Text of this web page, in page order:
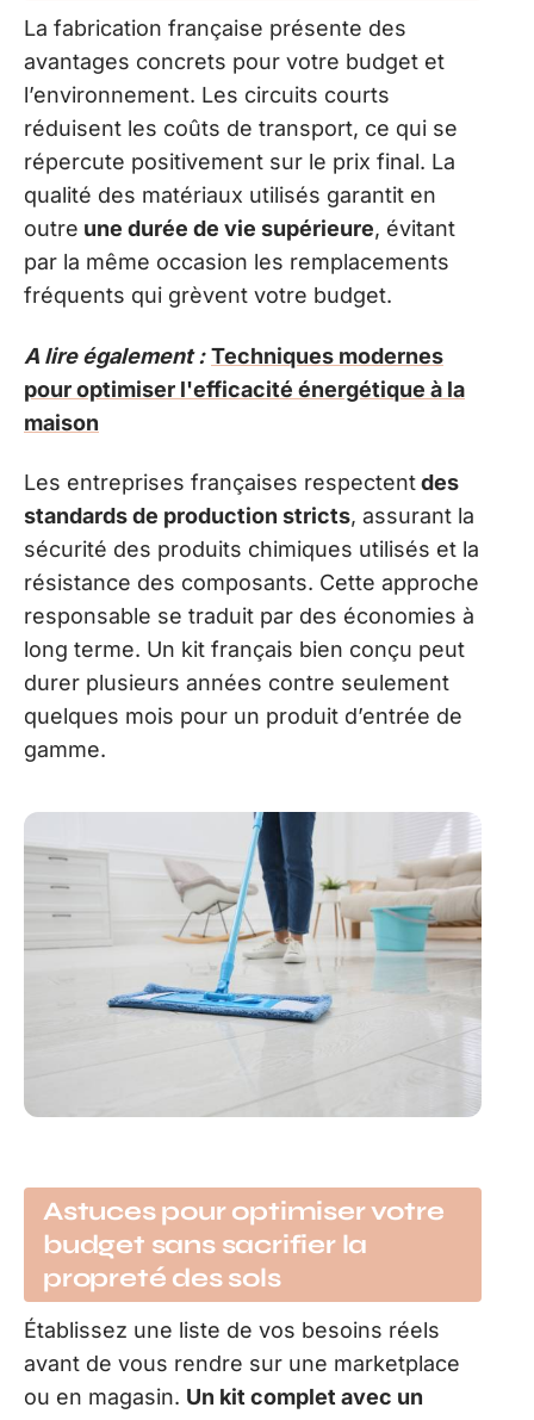
La fabrication française présente des
avantages concrets pour votre budget et
l’environnement. Les circuits courts
réduisent les coûts de transport, ce qui se
répercute positivement sur le prix final. La
qualité des matériaux utilisés garantit en
outre une durée de vie supérieure, évitant
par la même occasion les remplacements
fréquents qui grèvent votre budget.
A lire également : Techniques modernes
pour optimiser l'efficacité énergétique à la
maison
Les entreprises françaises respectentdes
standards de production stricts, assurant la
sécurité des produits chimiques utilisés et la
résistance des composants. Cette approche
responsable se traduit par des économies à
long terme. Un kit français bien conçu peut
durer plusieurs années contre seulement
quelques mois pour un produit d’entrée de
gamme.
Astuces pour optimiser votre
budget sans sacrifier la
propreté des sols
Établissez une liste de vos besoins réels
avant de vous rendre sur une marketplace
ou en magasin. Un kit complet avec un